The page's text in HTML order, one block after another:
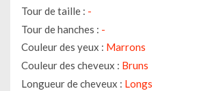
Tour de taille : -
Tour de hanches : -
Couleur des yeux : Marrons
Couleur des cheveux : Bruns
Longueur de cheveux : Longs